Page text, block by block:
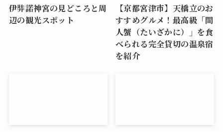
伊弉諾神宮の見どころと周
辺の観光スポット
【京都宮津市】天橋立のお
すすめグルメ！最高級「間
人蟹（たいざかに）」を食
べられる完全貸切の温泉宿
を紹介